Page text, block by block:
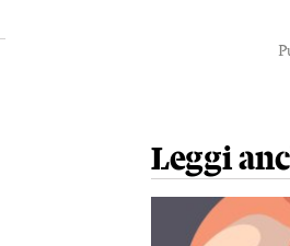
Leggi